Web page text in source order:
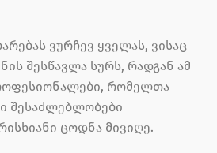
ვურჩევ ყველას, ვისაც
შესწავლა სურს, რადგან ამ
რომელთა
შესაძლებლობები
ცოდნა მივიღე.